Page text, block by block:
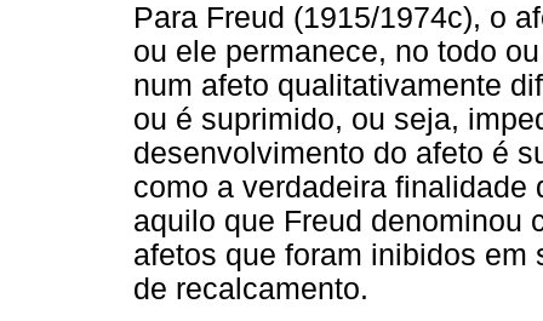
Para Freud (1915/1974c), o
ou ele permanece, no todo
num afeto qualitativamente
ou é suprimido, ou seja,
desenvolvimento do afeto é
como a verdadeira finalidade
aquilo que Freud denominou
afetos que foram inibidos
de recalcamento.